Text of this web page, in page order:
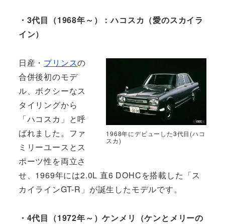
・3代目（1968年～）：ハコスカ（愛のスカイラ
イン）
1968年にデビューした3代目(ハコ
スカ)
日産・ プリンスの
合併後初のモデ
ル、ボクシーなス
タイリングから
「ハコスカ」と呼
ばれました。ファ
ミリーユースとス
ポーツ性を両立さ
せ、1969年には2.0L 直6 DOHCを搭載した「ス
カイラインGT-R」が誕生したモデルです。
・4代目（1972年～）ケンメリ（ケンとメリーの